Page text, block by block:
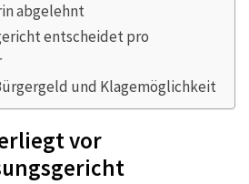
abgelehnt
entscheidet pro
und Klagemöglichkeit
vor